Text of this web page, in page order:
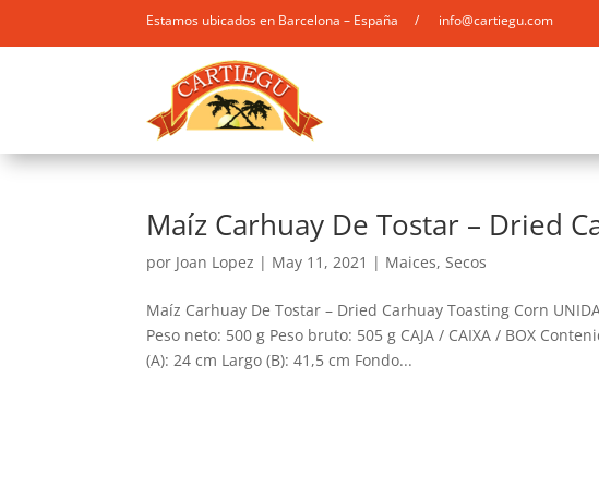
Estamos ubicados en Barcelona – España / info@cartiegu.com
Maíz Carhuay De Tostar – Dried
por Joan Lopez | May 11, 2021 | Maices,Secos
Maíz Carhuay De Tostar – Dried Carhuay Toasting Corn
Peso neto: 500 g Peso bruto: 505 g CAJA / CAIXA / BOX
(A): 24 cm Largo (B): 41,5 cm Fondo...